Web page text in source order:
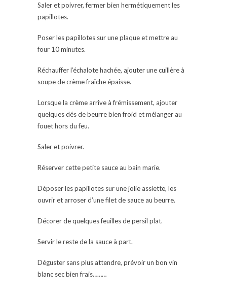
Saler et poivrer, fermer bien hermétiquement les
papillotes.
Poser les papillotes sur une plaque et mettre au
four 10 minutes.
Réchauffer l’échalote hachée, ajouter une cuillère à
soupe de crème fraîche épaisse.
Lorsque la crème arrive à frémissement, ajouter
quelques dés de beurre bien froid et mélanger au
fouet hors du feu.
Saler et poivrer.
Réserver cette petite sauce au bain marie.
Déposer les papillotes sur une jolie assiette, les
ouvrir et arroser d’une filet de sauce au beurre.
Décorer de quelques feuilles de persil plat.
Servir le reste de la sauce à part.
Déguster sans plus attendre, prévoir un bon vin
blanc sec bien frais………